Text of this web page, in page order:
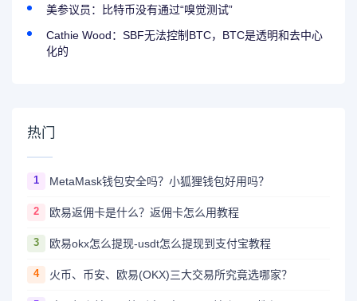
美参议员：比特币没有通过“嗅觉测试”
Cathie Wood：SBF无法控制BTC，BTC是透明和去中心
化的
热门
1 MetaMask钱包安全吗？小狐狸钱包好用吗？
2 欧易返佣卡是什么？返佣卡怎么用教程
3 欧易okx怎么提现-usdt怎么提现到支付宝教程
4 火币、币安、欧易(OKX)三大交易所究竟选哪家？